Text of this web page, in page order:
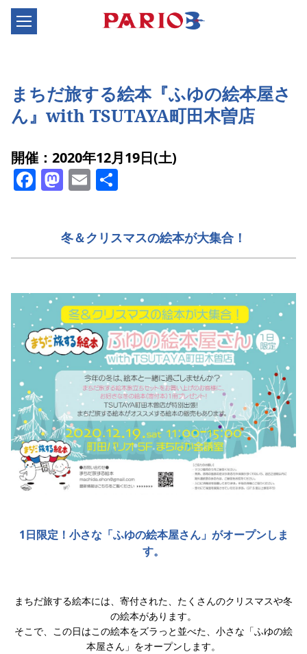
まちだ旅する絵本『ふゆの絵本屋さ
ん』with TSUTAYA町田木曽店
開催：2020年12月19日(土)
Facebook
Mastodon
Email
冬＆クリスマスの絵本が大集合！
1日限定！小さな「ふゆの絵本屋さん」がオープンしま
す。
まちだ旅する絵本には、寄付された、たくさんのクリスマスや冬
の絵本があります。
そこで、この日はこの絵本をズラっと並べた、小さな「ふゆの絵
本屋さん」をオープンします。